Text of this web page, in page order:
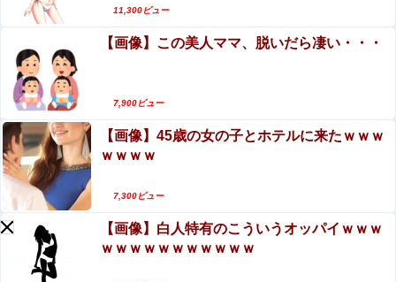
褒めないのでポジショントーク確定ｗｗｗ」
【悲報】ジャンポケ斎藤「性行為の許諾は取ったことあり
ません」
Powered by livedoor 相互RSS
エロ漫画『子種が通貨として流通する種付け特区
hitomiを使わずに無料で読む方法│フリテン堂
11,300ビュー
【画像】この美人ママ、脱いだら凄い・・・
7,900ビュー
【画像】45歳の女の子とホテルに来たｗｗｗ
ｗｗｗｗ
7,300ビュー
【画像】白人特有のこういうオッパイｗｗｗ
ｗｗｗｗｗｗｗｗｗｗｗ